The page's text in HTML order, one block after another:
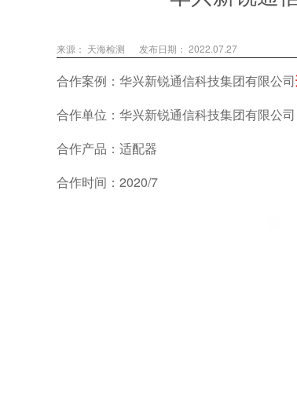
来源： 天海检测 发布日期： 2022.07.27
合作案例：华兴新锐通信科技集团有限公司
合作单位： 华兴新锐通信科技集团有限公司
合作产品： 适配器
合作时间：2020/7